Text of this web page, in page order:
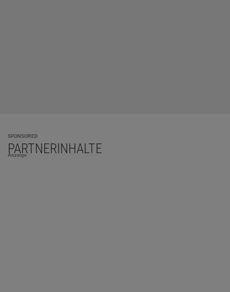
SPONSORED
PARTNERINHALTE
Anzeige